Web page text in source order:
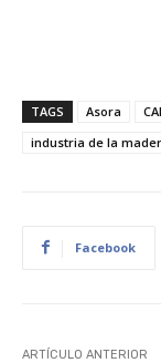
TAGS Asora
industria de la
Facebook
ARTÍCULO ANTERIOR